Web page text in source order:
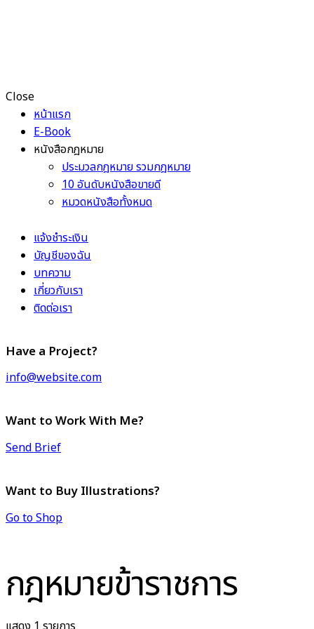
Close
หน้าแรก
E-Book
หนังสือกฎหมาย
ประมวลกฎหมาย รวมกฎหมาย
10 อันดับหนังสือขายดี
หมวดหนังสือทั้งหมด
แจ้งชำระเงิน
บัญชีของฉัน
บทความ
เกี่ยวกับเรา
ติดต่อเรา
Have a Project?
info@website.com
Want to Work With Me?
Send Brief
Want to Buy Illustrations?
Go to Shop
กฎหมายข้าราชการ